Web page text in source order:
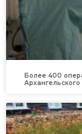
Более 400